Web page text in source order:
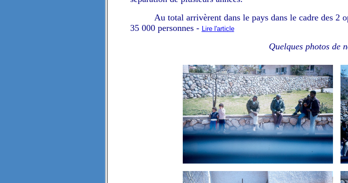
Au total arrivèrent dans le pays dans le cadre des 2
35 000 personnes -
Lire l'article
Quelques photos de